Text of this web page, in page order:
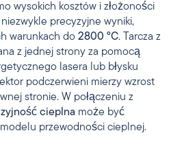
wysokich kosztów i złożoności
precyzyjne wyniki,
warunkach do 2800 °C. Tarcza z
z jednej strony za pomocą
lasera lub błysku
podczerwieni mierzy wzrost
stronie. W połączeniu z
cieplna może być
przewodności cieplnej.